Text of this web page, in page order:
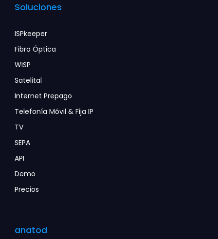
anatod
Soluciones
ISPkeeper
Fibra Óptica
WISP
Satelital
Internet Prepago
Telefonía Móvil & Fija IP
TV
SEPA
API
Demo
Precios